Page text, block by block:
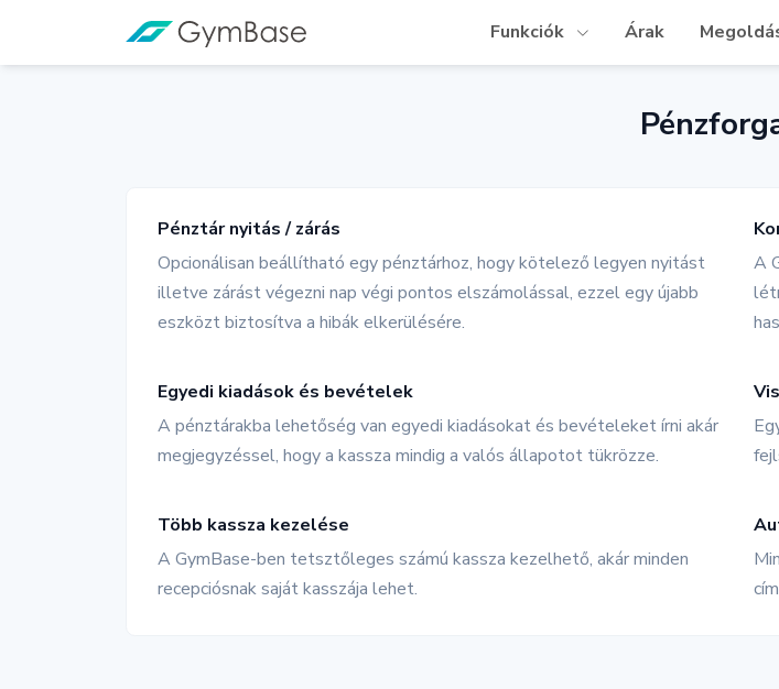
Funkciók Árak
Pénztár nyitás / zárás
Opcionálisan beállítható egy pénztárhoz, hogy kötelező legyen nyitást
illetve zárást végezni nap végi pontos elszámolással, ezzel egy újabb
eszközt biztosítva a hibák elkerülésére.
A
Egyedi kiadások és bevételek
A pénztárakba lehetőség van egyedi kiadásokat és bevételeket írni akár
megjegyzéssel, hogy a kassza mindig a valós állapotot tükrözze.
Több kassza kezelése
A GymBase-ben tetsztőleges számú kassza kezelhető, akár minden
recepciósnak saját kasszája lehet.